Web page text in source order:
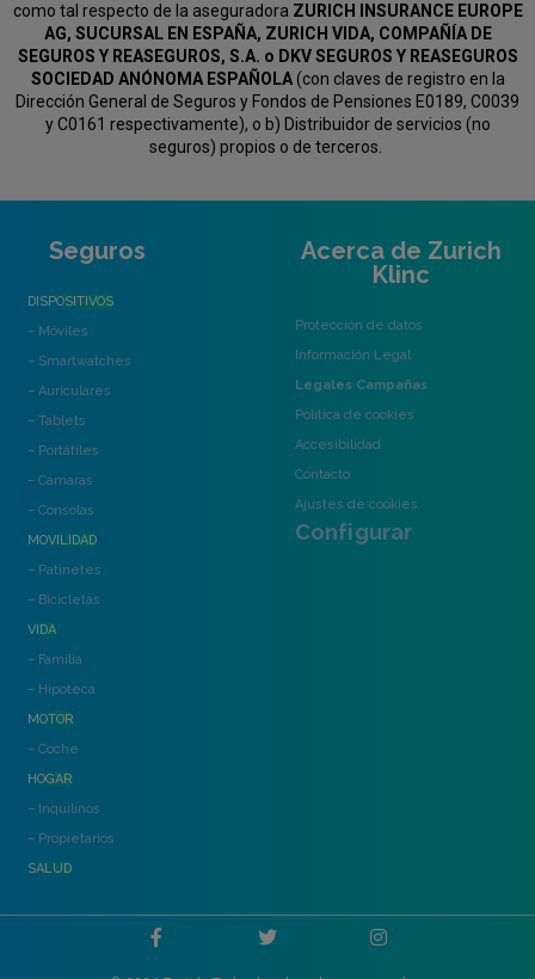
como tal respecto de la aseguradora ZURICH INSURANCE EUROPE
AG, SUCURSAL EN ESPAÑA, ZURICH VIDA, COMPAÑÍA DE
SEGUROS Y REASEGUROS, S.A. o DKV SEGUROS Y REASEGUROS
SOCIEDAD ANÓNOMA ESPAÑOLA(con claves de registro en la
Dirección General de Seguros y Fondos de Pensiones E0189, C0039
y C0161 respectivamente), o b) Distribuidor de servicios (no
seguros) propios o de terceros.
Seguros
DISPOSITIVOS
– Móviles
– Smartwatches
– Auriculares
– Tablets
– Portátiles
– Cámaras
– Consolas
MOVILIDAD
– Patinetes
– Bicicletas
VIDA
– Familia
– Hipoteca
MOTOR
– Coche
HOGAR
– Inquilinos
– Propietarios
SALUD
Acerca de Zurich
Klinc
Protección de datos
Información Legal
Legales Campañas
Política de cookies
Accesibilidad
Contacto
Ajustes de cookies
Configurar